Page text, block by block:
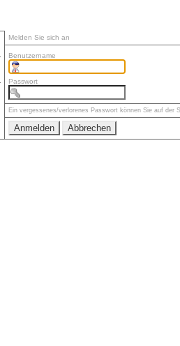
Melden Sie sich an
Benutzername
Passwort
Ein vergessenes/verlorenes Passwort können Sie auf der